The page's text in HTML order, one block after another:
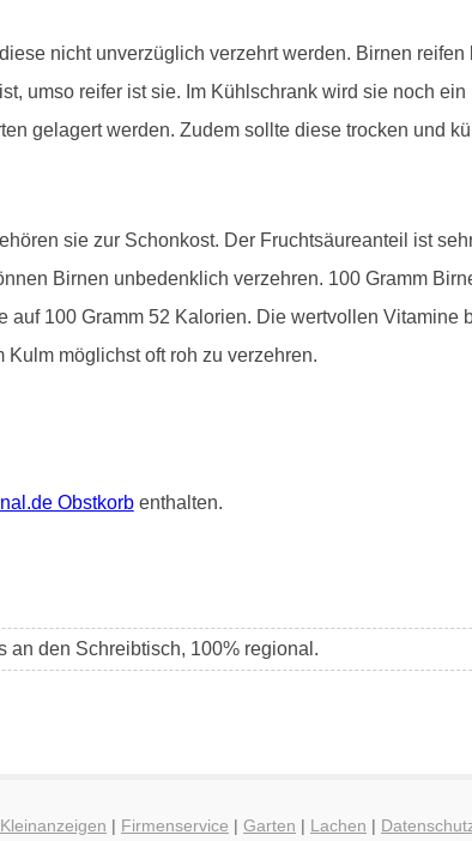
nicht unverzüglich verzehrt werden. Birnen reifen
umso reifer ist sie. Im Kühlschrank wird sie noch ein
gelagert werden. Zudem sollte diese trocken und
sie zur Schonkost. Der Fruchtsäureanteil ist
Birnen unbedenklich verzehren. 100 Gramm
100 Gramm 52 Kalorien. Die wertvollen Vitamine
möglichst oft roh zu verzehren.
Obstkorbenthalten.
an den Schreibtisch, 100% regional.
Kleinanzeigen | Firmenservice | Garten | Lachen |